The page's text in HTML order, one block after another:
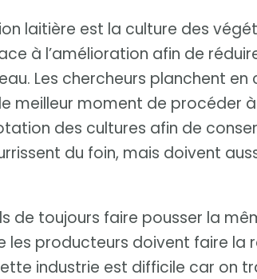
laitière est la culture des
à l’amélioration afin de
Les chercheurs planchent
meilleur moment de procéder
des cultures afin de
du foin, mais doivent
de toujours faire pousser la
les producteurs doivent faire la
industrie est difficile car on